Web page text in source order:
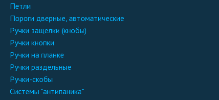
петли
пороги дверные, автоматические
ручки защелки (кнобы)
ручки кнопки
ручки на планке
ручки раздельные
ручки-скобы
системы "антипаника"